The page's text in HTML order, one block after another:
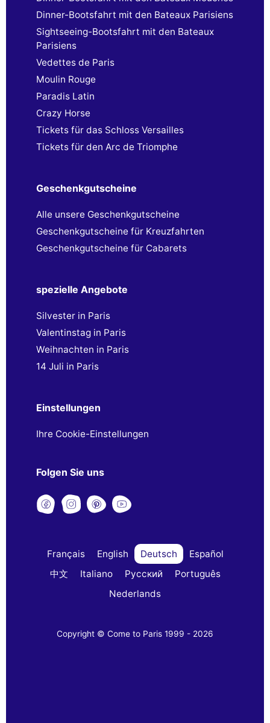
Dinner-Bootsfahrt mit den Bateaux Parisiens
Sightseeing-Bootsfahrt mit den Bateaux
Parisiens
Vedettes de Paris
Moulin Rouge
Paradis Latin
Crazy Horse
Tickets für das Schloss Versailles
Tickets für den Arc de Triomphe
Geschenkgutscheine
Alle unsere Geschenkgutscheine
Geschenkgutscheine für Kreuzfahrten
Geschenkgutscheine für Cabarets
spezielle Angebote
Silvester in Paris
Valentinstag in Paris
Weihnachten in Paris
14 Juli in Paris
Einstellungen
Ihre Cookie-Einstellungen
Folgen Sie uns
Français English Deutsch
Español
中文
Italiano Русский
Português
Nederlands
Copyright © Come to Paris 1999 - 2026